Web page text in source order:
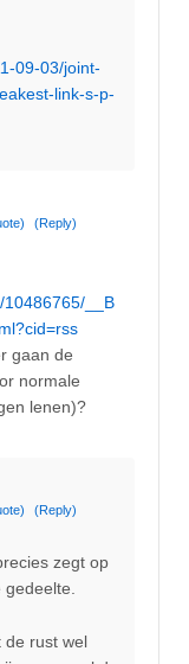
09-03/joint-
link-s-p-
(Reply)
10486765/__B
gaan de
normale
lenen)?
(Reply)
zegt op
gedeelte.
de rust wel